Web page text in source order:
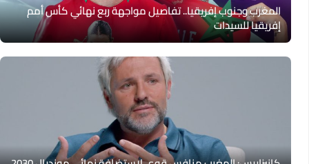
المغرب وجنوب إفريقيا.. تفاصيل مواجهة ربع نهائي كأس أمم
إفريقيا للسيدات